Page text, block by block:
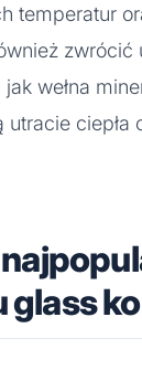
temperatur
wełna
utracie
glass